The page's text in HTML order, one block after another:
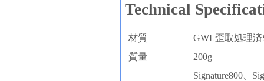
Technical
材質
GWL歪取処理済
質量
200g
Signature800、